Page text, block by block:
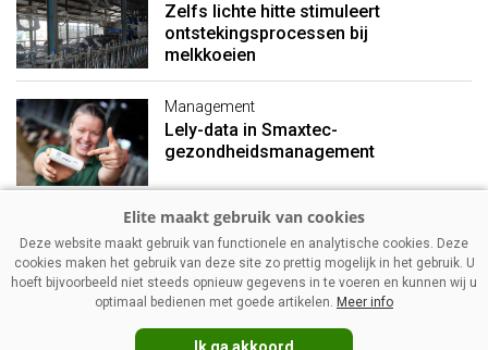
Zelfs lichte hitte stimuleert
ontstekingsprocessen bij
melkkoeien
Management
Lely-data in Smaxtec-
gezondheidsmanagement
Management
Mager melkpoeder: stevigere
prijzen ondanks vakantietijd
Deze website maakt gebruik van functionele en analytische cookies. Deze
cookies maken het gebruik van deze site zo prettig mogelijk in het gebruik. U
hoeft bijvoorbeeld niet steeds opnieuw gegevens in te voeren en kunnen wij u
optimaal bedienen met goede artikelen. Meer info